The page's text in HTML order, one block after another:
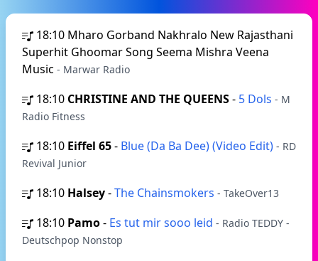
18:10 Mharo Gorband Nakhralo New Rajasthani
Superhit Ghoomar Song Seema Mishra Veena
Music - Marwar Radio
18:10 CHRISTINE AND THE QUEENS- 5 Dols - M
Radio Fitness
18:10 Eiffel 65- Blue (Da Ba Dee) (Video Edit) - RD
Revival Junior
18:10 Halsey-The Chainsmokers - TakeOver13
18:10 Pamo- Es tut mir sooo leid - Radio TEDDY -
Deutschpop Nonstop